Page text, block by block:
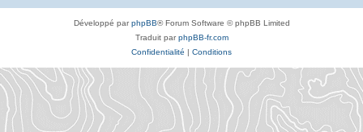
Développé parphpBB® Forum Software © phpBB Limited
Traduit parphpBB-fr.com
Confidentialité | Conditions